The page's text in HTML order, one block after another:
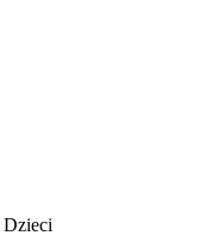
Dzieci